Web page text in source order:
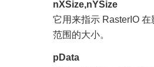
nXSize,nYSize
它用来指示 RasterIO
范围的大小。
pData